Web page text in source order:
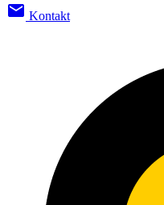
email Kontakt